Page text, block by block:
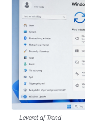
Leveret af Trend